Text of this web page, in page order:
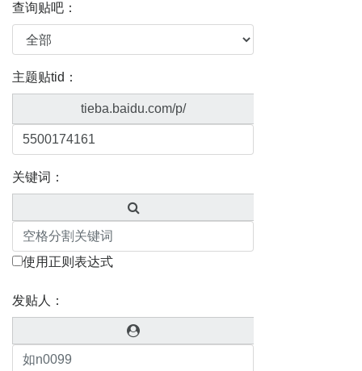
查询贴吧：
主题贴tid：
tieba.baidu.com/p/
关键词：
使用正则表达式
发贴人：